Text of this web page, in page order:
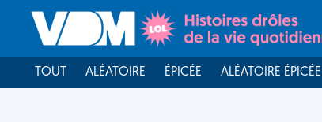
TOUT ALÉATOIRE ÉPICÉE ALÉATOIRE ÉPICÉE